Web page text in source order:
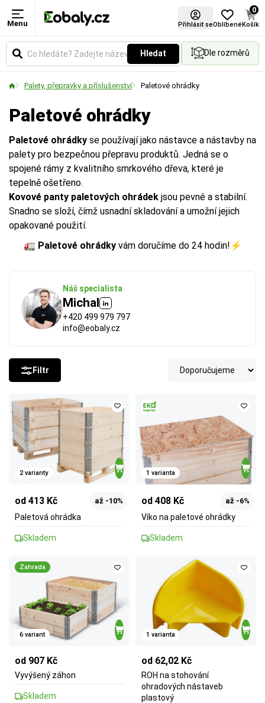
Menu Přihlásit seOblíbené
0
Košík
Hledat Dle rozměrů
Palety, přepravky a příslušenství Paletové ohrádky
Paletové ohrádky
Paletové ohrádky se používají jako nástavce a nástavby na
palety pro bezpečnou přepravu produktů. Jedná se o
spojené rámy z kvalitního smrkového dřeva, které je
tepelně ošetřeno.
Kovové panty paletových ohrádek jsou pevné a stabilní.
Snadno se složí, čímž usnadní skladování a umožní jejich
opakované použití.
🚛 Paletové ohrádkyvám doručíme do 24 hodin!⚡
Náš specialista
Michal
+420 499 979 797
info@eobaly.cz
Filtr
2 varianty
od 413 Kč až -10%
Paletová ohrádka
Skladem
1 varianta
od 408 Kč až -6%
Víko na paletové ohrádky
Skladem
Zahrada
6 variant
od 907 Kč
Vyvýšený záhon
Skladem
1 varianta
od 62,02 Kč
ROH na stohování
ohradových nástaveb
plastový
Rozměry
Udává vnější půdorysné rozměry palety v
nebo kontejnerový), což je klíčové pro plánování
ložné plochy a přepravu.
Materiál
Zvolte typ materiálu podle požadované pevnosti,